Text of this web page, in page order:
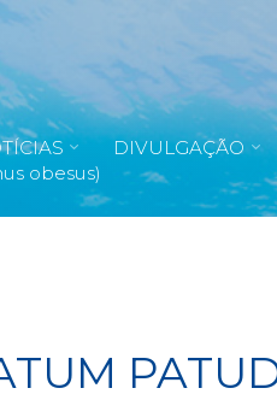
DIVULGAÇÃO
obesus)